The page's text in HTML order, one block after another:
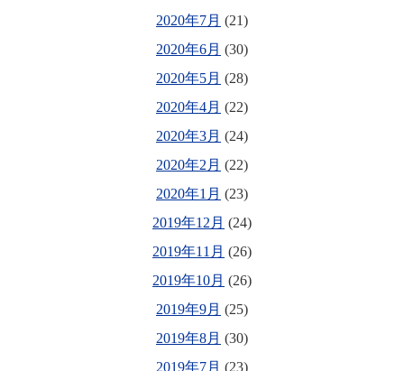
2020年7月 (21)
2020年6月 (30)
2020年5月 (28)
2020年4月 (22)
2020年3月 (24)
2020年2月 (22)
2020年1月 (23)
2019年12月 (24)
2019年11月 (26)
2019年10月 (26)
2019年9月 (25)
2019年8月 (30)
2019年7月 (23)